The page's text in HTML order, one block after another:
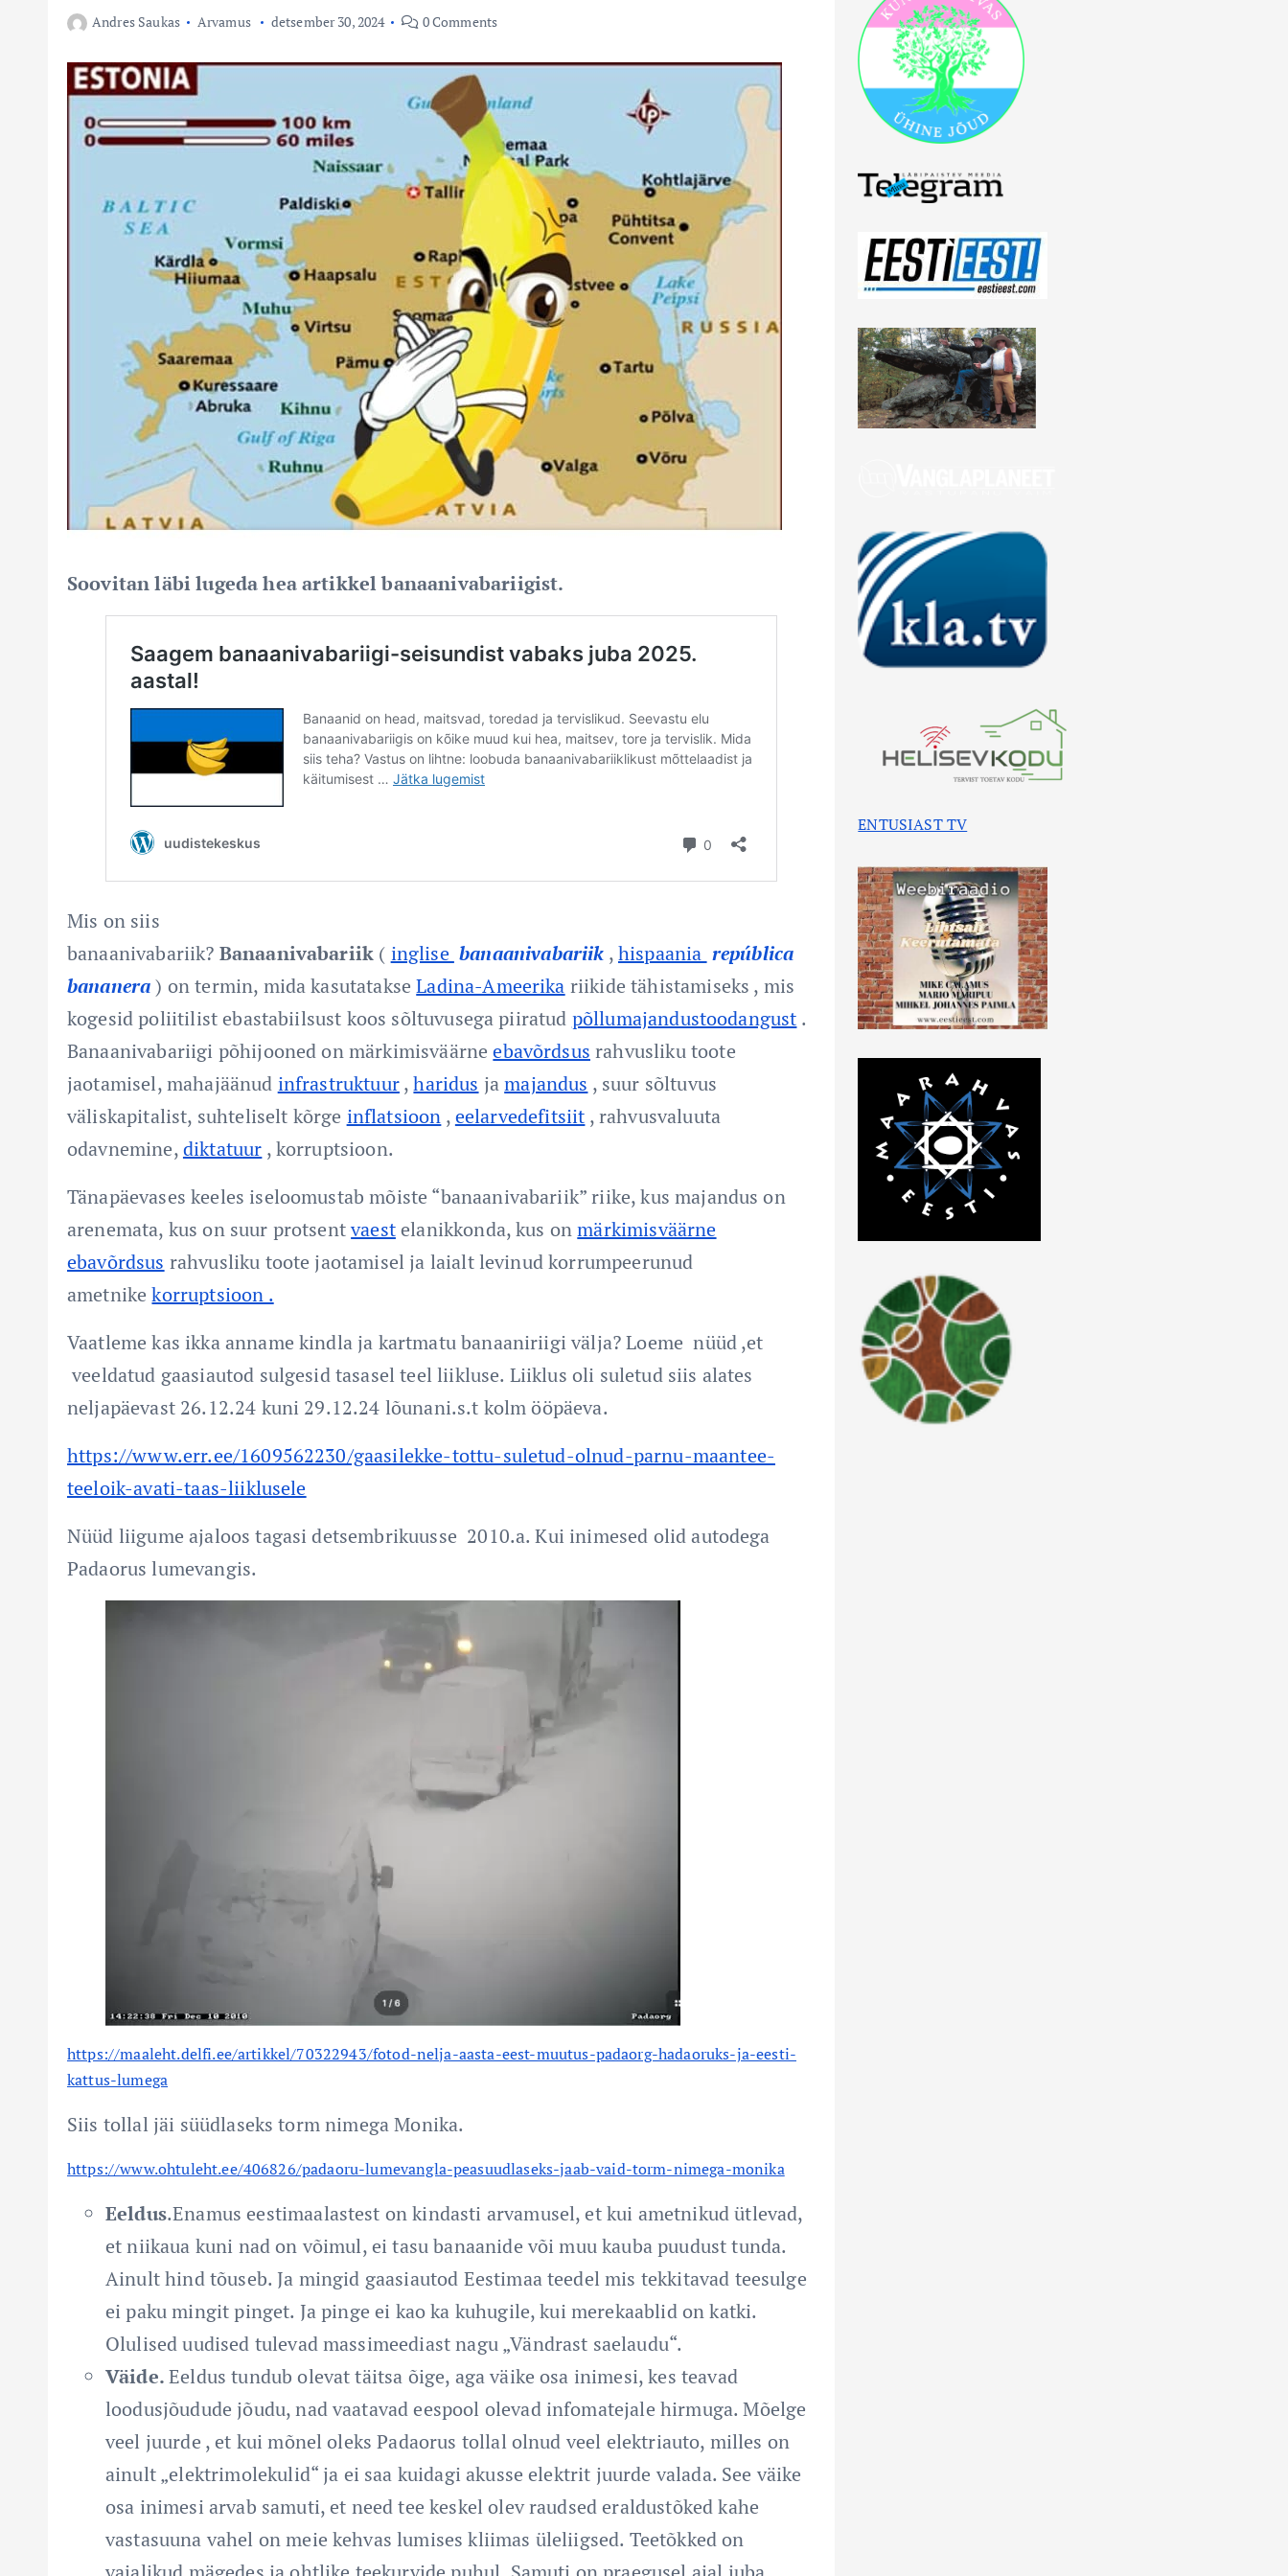
Andres Saukas Arvamus detsember 30, 2024 0 Comments
Soovitan läbi lugeda hea artikkel banaanivabariigist.
Mis on siis
banaanivabariik? Banaanivabariik ( inglise banaanivabariik ,hispaania república
bananera) on termin, mida kasutatakseLadina-Ameerika riikide tähistamiseks , mis
kogesid poliitilist ebastabiilsust koos sõltuvusega piiratud põllumajandustoodangust .
Banaanivabariigi põhijooned on märkimisväärneebavõrdsus rahvusliku toote
jaotamisel, mahajäänud infrastruktuur,haridus jamajandus , suur sõltuvus
väliskapitalist, suhteliselt kõrge inflatsioon ,eelarvedefitsiit , rahvusvaluuta
odavnemine,diktatuur , korruptsioon.
Tänapäevases keeles iseloomustab mõiste “banaanivabariik” riike, kus majandus on
arenemata, kus on suur protsentvaestelanikkonda, kus onmärkimisväärne
ebavõrdsus rahvusliku toote jaotamisel ja laialt levinud korrumpeerunud
ametnikekorruptsioon .
Vaatleme kas ikka anname kindla ja kartmatu banaaniriigi välja? Loeme nüüd ,et
veeldatud gaasiautod sulgesid tasasel teel liikluse. Liiklus oli suletud siis alates
neljapäevast 26.12.24 kuni 29.12.24 lõunani.s.t kolm ööpäeva.
https://www.err.ee/1609562230/gaasilekke-tottu-suletud-olnud-parnu-maantee-
teeloik-avati-taas-liiklusele
Nüüd liigume ajaloos tagasi detsembrikuusse 2010.a. Kui inimesed olid autodega
Padaorus lumevangis.
https://maaleht.delfi.ee/artikkel/70322943/fotod-nelja-aasta-eest-muutus-padaorg-hadaoruks-ja-eesti-
kattus-lumega
Siis tollal jäi süüdlaseks torm nimega Monika.
https://www.ohtuleht.ee/406826/padaoru-lumevangla-peasuudlaseks-jaab-vaid-torm-nimega-monika
Eeldus.Enamus eestimaalastest on kindasti arvamusel, et kui ametnikud ütlevad,
et niikaua kuni nad on võimul, ei tasu banaanide või muu kauba puudust tunda.
Ainult hind tõuseb. Ja mingid gaasiautod Eestimaa teedel mis tekkitavad teesulge
ei paku mingit pinget. Ja pinge ei kao ka kuhugile, kui merekaablid on katki.
Olulised uudised tulevad massimeediast nagu „Vändrast saelaudu“.
Väide.Eeldus tundub olevat täitsa õige, aga väike osa inimesi, kes teavad
loodusjõudude jõudu, nad vaatavad eespool olevad infomatejale hirmuga. Mõelge
veel juurde , et kui mõnel oleks Padaorus tollal olnud veel elektriauto, milles on
ainult „elektrimolekulid“ ja ei saa kuidagi akusse elektrit juurde valada. See väike
osa inimesi arvab samuti, et need tee keskel olev raudsed eraldustõked kahe
vastasuuna vahel on meie kehvas lumises kliimas üleliigsed. Teetõkked on
ENTUSIAST TV